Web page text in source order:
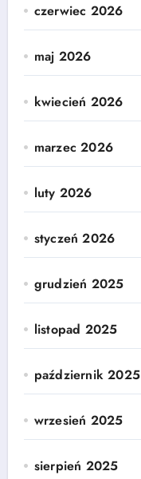
czerwiec 2026
maj 2026
kwiecień 2026
marzec 2026
luty 2026
styczeń 2026
grudzień 2025
listopad 2025
październik 2025
wrzesień 2025
sierpień 2025